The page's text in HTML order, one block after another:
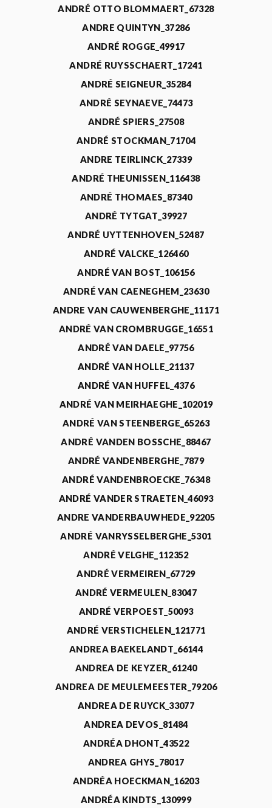
ANDRÉ OTTO BLOMMAERT_67328
ANDRE QUINTYN_37286
ANDRÉ ROGGE_49917
ANDRÉ RUYSSCHAERT_17241
ANDRÉ SEIGNEUR_35284
ANDRÉ SEYNAEVE_74473
ANDRÉ SPIERS_27508
ANDRÉ STOCKMAN_71704
ANDRE TEIRLINCK_27339
ANDRÉ THEUNISSEN_116438
ANDRÉ THOMAES_87340
ANDRÉ TYTGAT_39927
ANDRÉ UYTTENHOVEN_52487
ANDRÉ VALCKE_126460
ANDRÉ VAN BOST_106156
ANDRÉ VAN CAENEGHEM_23630
ANDRE VAN CAUWENBERGHE_11171
ANDRÉ VAN CROMBRUGGE_16551
ANDRÉ VAN DAELE_97756
ANDRÉ VAN HOLLE_21137
ANDRÉ VAN HUFFEL_4376
ANDRÉ VAN MEIRHAEGHE_102019
ANDRÉ VAN STEENBERGE_65263
ANDRÉ VANDEN BOSSCHE_88467
ANDRÉ VANDENBERGHE_7879
ANDRÉ VANDENBROECKE_76348
ANDRÉ VANDER STRAETEN_46093
ANDRE VANDERBAUWHEDE_92205
ANDRÉ VANRYSSELBERGHE_5301
ANDRÉ VELGHE_112352
ANDRÉ VERMEIREN_67729
ANDRÉ VERMEULEN_83047
ANDRÉ VERPOEST_50093
ANDRÉ VERSTICHELEN_121771
ANDREA BAEKELANDT_66144
ANDREA DE KEYZER_61240
ANDREA DE MEULEMEESTER_79206
ANDREA DE RUYCK_33077
ANDREA DEVOS_81484
ANDRÉA DHONT_43522
ANDREA GHYS_78017
ANDRÉA HOECKMAN_16203
ANDRÉA KINDTS_130999